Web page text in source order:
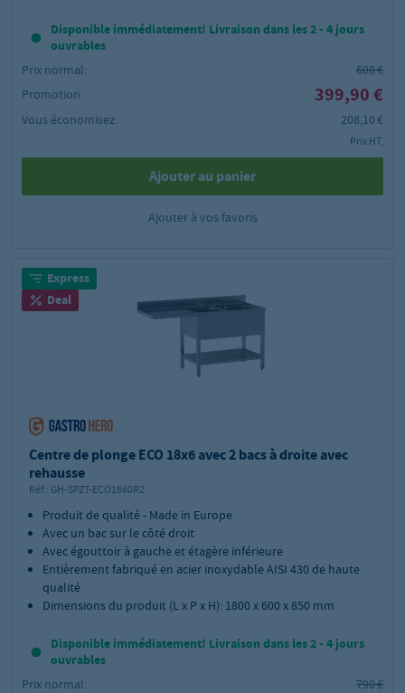
Disponible immédiatement! Livraison dans les 2 - 4 jours
ouvrables
Prix normal:
608 €
Promotion:
399,90 €
Vous économisez: 208,10 €
Prix HT,
Ajouter au panier
Ajouter à vos favoris
Express
Deal
Centre de plonge ECO 18x6 avec 2 bacs à droite avec
rehausse
Réf.: GH-SPZT-ECO1860R2
Produit de qualité - Made in Europe
Avec un bac sur le côté droit
Avec égouttoir à gauche et étagère inférieure
Entièrement fabriqué en acier inoxydable AISI 430 de haute
qualité
Dimensions du produit (L x P x H): 1800 x 600 x 850 mm
Disponible immédiatement! Livraison dans les 2 - 4 jours
ouvrables
Prix normal:
790 €